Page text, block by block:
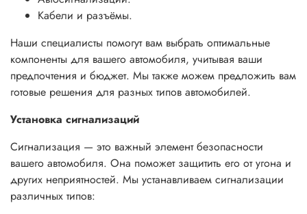
Кабели и разъёмы.
Наши специалисты помогут вам выбрать оптимальные
компоненты для вашего автомобиля, учитывая ваши
предпочтения и бюджет. Мы также можем предложить вам
готовые решения для разных типов автомобилей.
Установка сигнализаций
Сигнализация — это важный элемент безопасности
вашего автомобиля. Она поможет защитить его от угона и
других неприятностей. Мы устанавливаем сигнализации
различных типов: